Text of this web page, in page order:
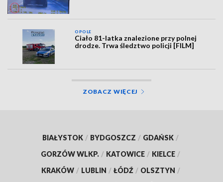
OPOLE
Ciało 81-latka znalezione przy polnej
drodze. Trwa śledztwo policji [FILM]
ZOBACZ WIĘCEJ
BIAŁYSTOK / BYDGOSZCZ / GDAŃSK /
GORZÓW WLKP. / KATOWICE / KIELCE /
KRAKÓW / LUBLIN / ŁÓDŹ / OLSZTYN /